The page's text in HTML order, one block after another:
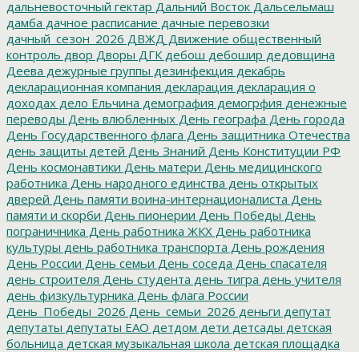
дальневосточный гектар Дальний Восток Дальсельмаш
дамба дачное расписание дачные перевозки
дачный_сезон_2026 ДВЖД Движение общественный
контроль двор Дворы ДГК дебош дебошир дедовщина
Деева дежурные группы дезинфекция декабрь
декларационная компания декларация декларация о
доходах дело Ельчина демография демогрфия денежные
переводы День влюбленных День географа День города
День Государственного флага День защитника Отечества
день защиты детей День Знаний День Конституции РФ
День космонавтики День матери День медицинского
работника День народного единства день открытых
дверей День памяти воина-интернационалиста День
памяти и скорби День пионерии День Победы День
пограничника День работника ЖКХ День работника
культуры день работника транспорта День рождения
День России День семьи День соседа День спасателя
день строителя День студента день тигра день учителя
день физкультурника День флага России
День_Победы_2026 День_семьи_2026 деньги депутат
депутаты депутаты ЕАО детдом дети детсады детская
больница детская музыкальная школа детская площадка